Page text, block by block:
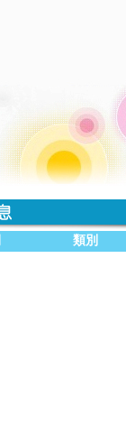
類別